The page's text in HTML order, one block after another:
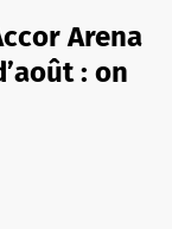
Arena
: on